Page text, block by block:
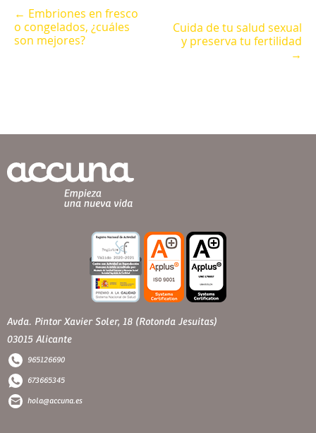
← Embriones en fresco
o congelados, ¿cuáles
son mejores?
Cuida de tu salud sexual
y preserva tu fertilidad
→
Avda. Pintor Xavier Soler, 18 (Rotonda Jesuitas)
03015 Alicante
965126690
673665345
hola@accuna.es